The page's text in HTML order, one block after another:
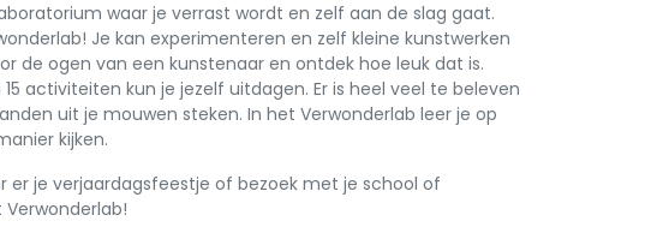
waar je verrast wordt en zelf aan de slag gaat.
Je kan experimenteren en zelf kleine kunstwerken
de ogen van een kunstenaar en ontdek hoe leuk dat is.
activiteiten kun je jezelf uitdagen. Er is heel veel te beleven
uit je mouwen steken. In het Verwonderlab leer je op
kijken.
er je verjaardagsfeestje of bezoek met je school of